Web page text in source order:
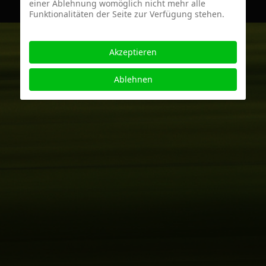
einer Ablehnung womöglich nicht mehr alle
Funktionalitäten der Seite zur Verfügung stehen.
Akzeptieren
Ablehnen